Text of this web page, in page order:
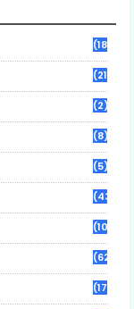
(184)
(21)
(2)
(8)
(5)
(43)
(108)
(62)
(17)